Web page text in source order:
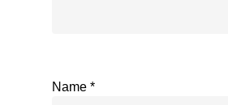
Name *